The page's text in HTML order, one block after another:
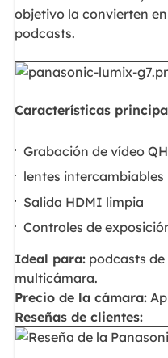
objetivo la convierten
podcasts.
Características
Grabación de vídeo
lentes intercambiables
Salida HDMI limpia
Controles de
Ideal para:podcasts de
multicámara.
Precio de la cámara:
Reseñas de clientes: